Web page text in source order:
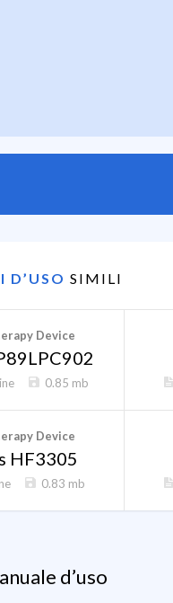
D’USO SIMILI
Device
0.85 mb
Device
HF3305
0.83 mb
d’uso